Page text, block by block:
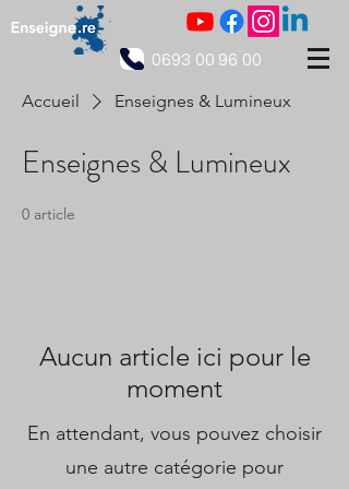
0693 00 96 00
Accueil Enseignes & Lumineux
Enseignes & Lumineux
0 article
Aucun article ici pour le
moment
En attendant, vous pouvez choisir
une autre catégorie pour